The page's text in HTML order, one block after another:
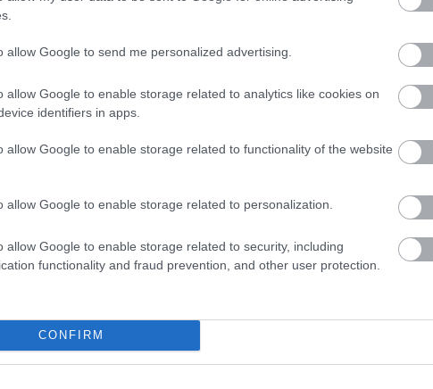
allow Google to send me personalized advertising.
allow Google to enable storage related to analytics like cookies on
identifiers in apps.
allow Google to enable storage related to functionality of the website
allow Google to enable storage related to personalization.
allow Google to enable storage related to security, including
functionality and fraud prevention, and other user protection.
CONFIRM
irigykedett Nagy Ervinre a
főszerepe miatt.
miatt nem kapta meg a szerepet. „
Ilyen még nem volt,
helyzetekkel, amik még nem voltak. Általában egy 30-40
de most már tudomásul kell vennem, hogy a fene egye
a fiatal főhős apja vagyok, vagy a csajának az apja” –
marha nagy költségvetésű film, baromi jó forgatókönyvvel,
nőzés. Aztán egyszer csak az arcodhoz dörgölik,
öreg, hiszen én ilyen vagyok. Szóval nagy pofon volt persze.
ezzel” – fogalmaz Stohl András.